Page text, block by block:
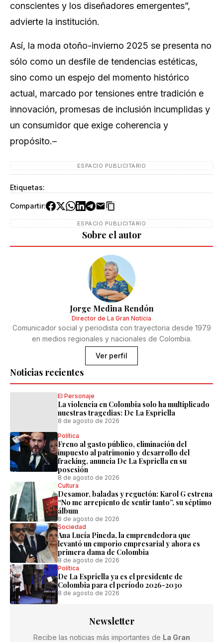
conscientes y los diseñadores emergentes”,
advierte la institución.
Así, la moda otoño-invierno 2025 se presenta no
sólo como un desfile de tendencias estéticas,
sino como un espejo del momento histórico
actual, marcado por tensiones entre tradición e
innovación, promesas de inclusión incumplidas y
un consumidor que exige coherencia y
propósito.–
ESPACIO PUBLICITARIO
Etiquetas:
Compartir:
ESPACIO PUBLICITARIO
Noticias recientes
El Personaje
La violencia en Colombia solo ha multiplicado
nuestras tragedias: De La Espriella
8 de agosto de 2026
Política
Freno al gasto público, eliminación del
impuesto al patrimonio y desarrollo del
fracking, anuncia De La Espriella en su
posesión
8 de agosto de 2026
Cultura
Desamor, baladas y reguetón: Karol G estrena
“No me arrepiento de sentir tanto”, su séptimo
álbum
8 de agosto de 2026
Sociedad
Ana Lucía Pineda, la emprendedora que
levantó un emporio empresarial y ahora es
primera dama de Colombia
8 de agosto de 2026
Política
De La Espriella ya es el presidente de
Colombia para el período 2026-2030
8 de agosto de 2026
Sobre el autor
Jorge Medina Rendón
Director de La Gran Noticia
Comunicador social y periodista con trayectoria desde 1979
en medios regionales y nacionales de Colombia.
Ver perfil
Newsletter
Recibe las noticias más importantes de La Gran